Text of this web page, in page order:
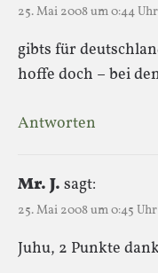
25. Mai 2008 um 0:44 Uhr
gibts für
hoffe doch – bei
Antworten
Mr. J. sagt:
25. Mai 2008 um 0:45 Uhr
Juhu, 2 Punkte